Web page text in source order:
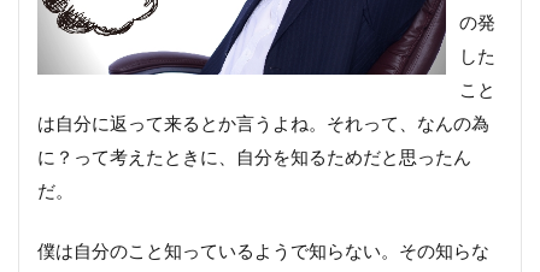
の発
した
こと
は自分に返って来るとか言うよね。それって、なんの為
に？って考えたときに、自分を知るためだと思ったん
だ。
僕は自分のこと知っているようで知らない。その知らな